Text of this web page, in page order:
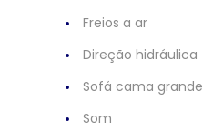
Freios a ar
Direção hidráulica
Sofá cama grande
Som